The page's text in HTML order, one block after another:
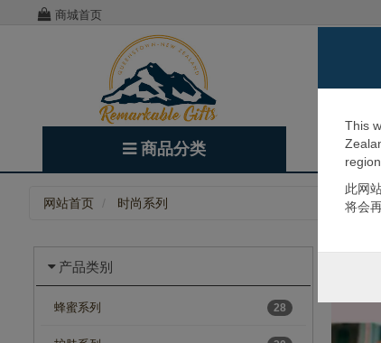
商城首页
商品分类 热卖推
网站首页 时尚系列
产品类别
28
蜂蜜系列
This
此网
将会